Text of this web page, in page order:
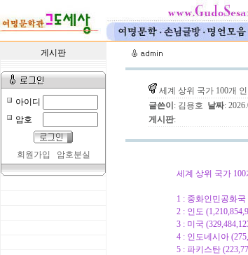
게시판
아이디
암호
회원가입 암호분실
세계 상위 국가 100개
글쓴이 : 김용호 날짜:
게시판:
세계 상위 국가
1 : 중화인민공화국
2 : 인도
3 : 미국
4 : 인도네시아
5 : 파키스탄